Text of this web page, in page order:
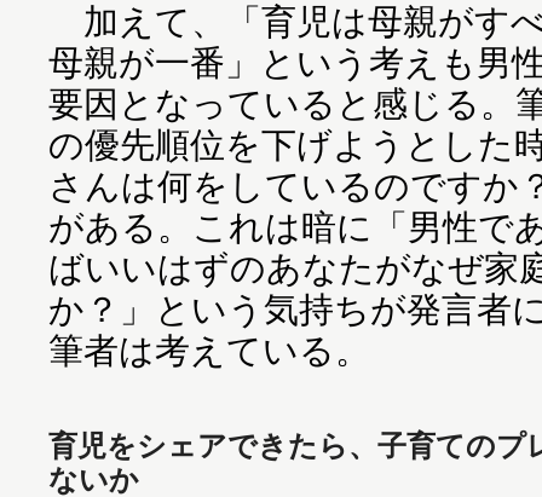
加えて、「育児は母親がす
母親が一番」という考えも男
要因となっていると感じる。
の優先順位を下げようとした
さんは何をしているのですか
がある。これは暗に「男性で
ばいいはずのあなたがなぜ家
か？」という気持ちが発言者
筆者は考えている。
育児をシェアできたら、子育てのプ
ないか